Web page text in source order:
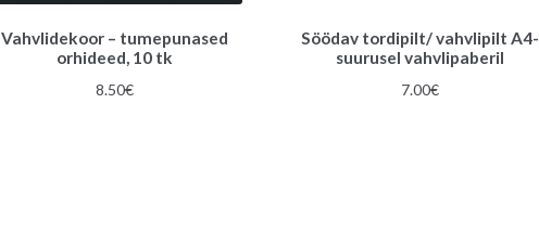
Vahvlidekoor – tumepunased
orhideed, 10 tk
8.50€
Söödav tordipilt/ vahvlipilt A4-
suurusel vahvlipaberil
7.00€